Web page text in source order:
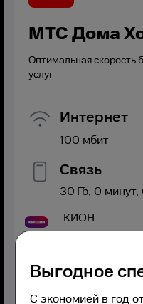
МТС Дома
Оптимальная скорость
услуг
Интернет
100 мбит
Связь
30 Гб, 0 минут,
КИОН
Выгодное
С экономией в год